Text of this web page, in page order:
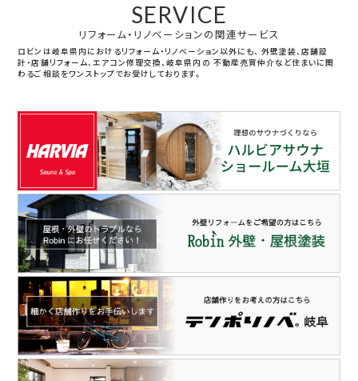
SERVICE
リフォーム・リノベーションの関連サービス
ロビンは岐阜県内におけるリフォーム・リノベーション以外にも、 外壁塗装、店舗設
計・店舗リフォーム、エアコン修理交換、岐阜県内の 不動産売買仲介など住まいに関
わるご相談をワンストップでお受けしております。